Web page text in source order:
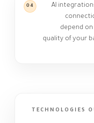
04
AI
depend
quality of your
TECHNOLOGIES